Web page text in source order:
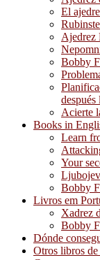
El
Ajedrez
Bobby
después
Acierte
Books in
Learn
Your
Bobby
Livros em
Xadrez
Bobby
Dónde
Otros libros